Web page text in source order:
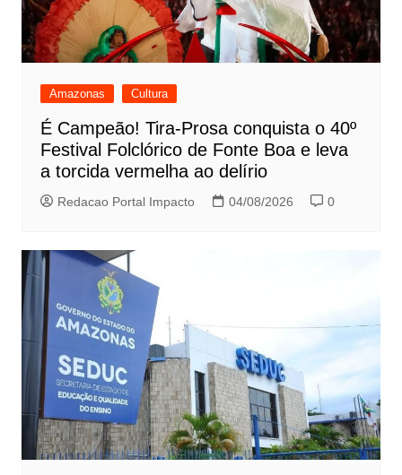
Amazonas Cultura
É Campeão! Tira-Prosa conquista o 40º
Festival Folclórico de Fonte Boa e leva
a torcida vermelha ao delírio
Redacao Portal Impacto 04/08/2026 0